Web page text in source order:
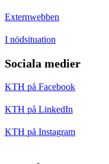
Externwebben
I nödsituation
Sociala medier
KTH på Facebook
KTH på LinkedIn
KTH på Instagram